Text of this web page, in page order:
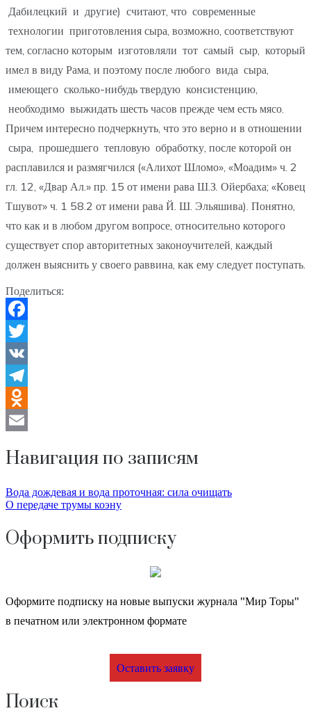
Дабилецкий и другие) считают, что современные
технологии приготовления сыра, возможно, соответствуют
тем, согласно которым изготовляли тот самый сыр, который
имел в виду Рама, и поэтому после любого вида сыра,
имеющего сколько-нибудь твердую консистенцию,
необходимо выжидать шесть часов прежде чем есть мясо.
Причем интересно подчеркнуть, что это верно и в отношении
сыра, прошедшего тепловую обработку, после которой он
расплавился и размягчился («Алихот Шломо», «Моадим» ч. 2
гл. 12, «Двар Ал.» пр. 15 от имени рава Ш.З. Ойербаха; «Ковец
Тшувот» ч. 1 58.2 от имени рава Й. Ш. Эльяшива). Понятно,
что как и в любом другом вопросе, относительно которого
существует спор авторитетных законоучителей, каждый
должен выяснить у своего раввина, как ему следует поступать.
Поделиться:
Facebook
Twitter
VK
Telegram
Odnoklassniki
Навигация по записям
Вода дождевая и вода проточная: сила очищать
О передаче трумы коэну
Оформить подписку
Оформите подписку на новые выпуски журнала "Мир Торы"
в печатном или электронном формате
Оставить заявку
Поиск